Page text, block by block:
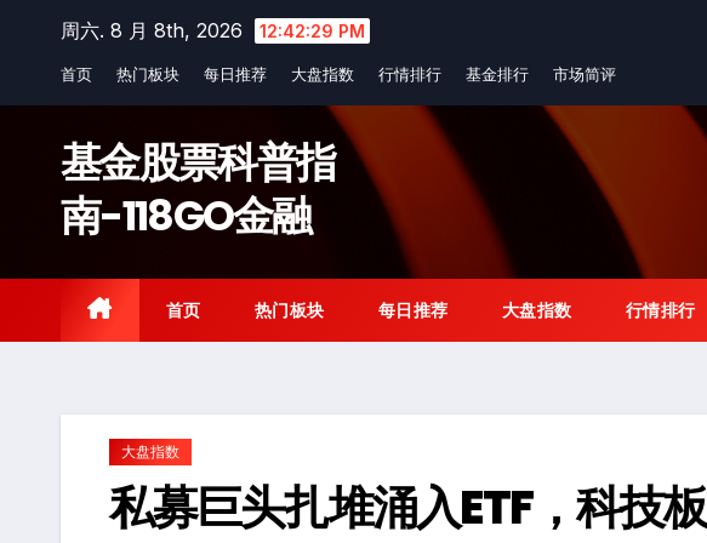
content
周六. 8 月 8th, 2026 12:42:30 PM
首页 热门板块 每日推荐 大盘指数 行情排行 基金排行 市场简评
基金股票科普指
南-118GO金融
首页 热门板块 每日推荐 大盘指数 行情排行
大盘指数
私募巨头扎堆涌入ETF，科技